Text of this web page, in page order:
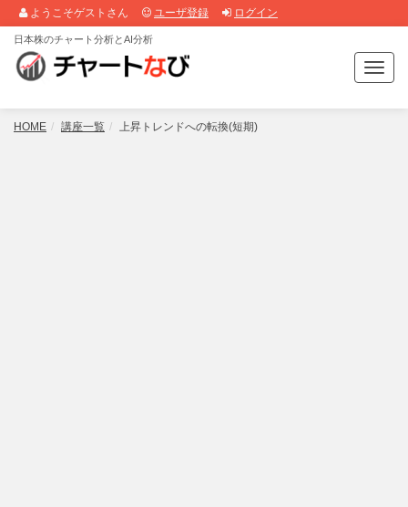
ようこそゲストさん ユーザ登録 ログイン
T
o
g
日本株のチャート分析とAI分析
HOME 講座一覧 上昇トレンドへの転換(短期)